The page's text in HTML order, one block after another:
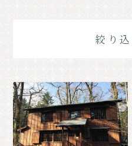
お知らせ アクセス
フォトギャラリー
観光案内所
観光協
絞り